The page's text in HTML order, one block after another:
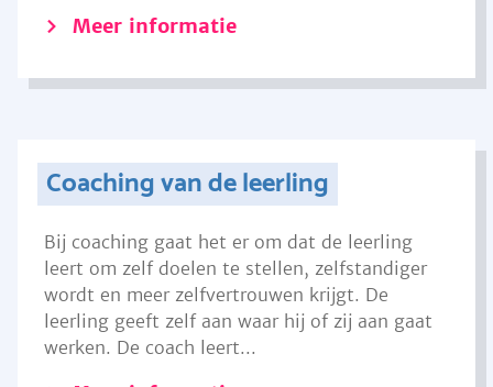
Meer informatie
Coaching van de leerling
Bij coaching gaat het er om dat de leerling
leert om zelf doelen te stellen, zelfstandiger
wordt en meer zelfvertrouwen krijgt. De
leerling geeft zelf aan waar hij of zij aan gaat
werken. De coach leert...